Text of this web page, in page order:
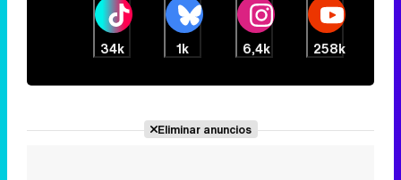
34k 1k 6,4k 258k
Eliminar anuncios